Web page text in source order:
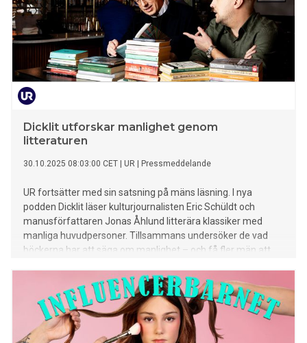
Dicklit utforskar manlighet genom
litteraturen
30.10.2025 08:03:00 CET UR Pressmeddelande
UR fortsätter med sin satsning på mäns läsning. I nya
podden Dicklit läser kulturjournalisten Eric Schüldt och
manusförfattaren Jonas Åhlund litterära klassiker med
manliga huvudpersoner. Tillsammans undersöker de vad
böckerna har att säga om manlighet – och få fler män att